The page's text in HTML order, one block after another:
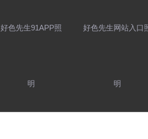
好色先生91APP照
明
好色先生网站入口
明